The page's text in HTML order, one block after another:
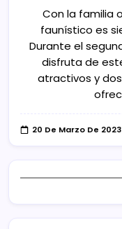
Con la familia
faunístico es
Durante el
disfruta de
atractivos y
20 De Marzo De 2023